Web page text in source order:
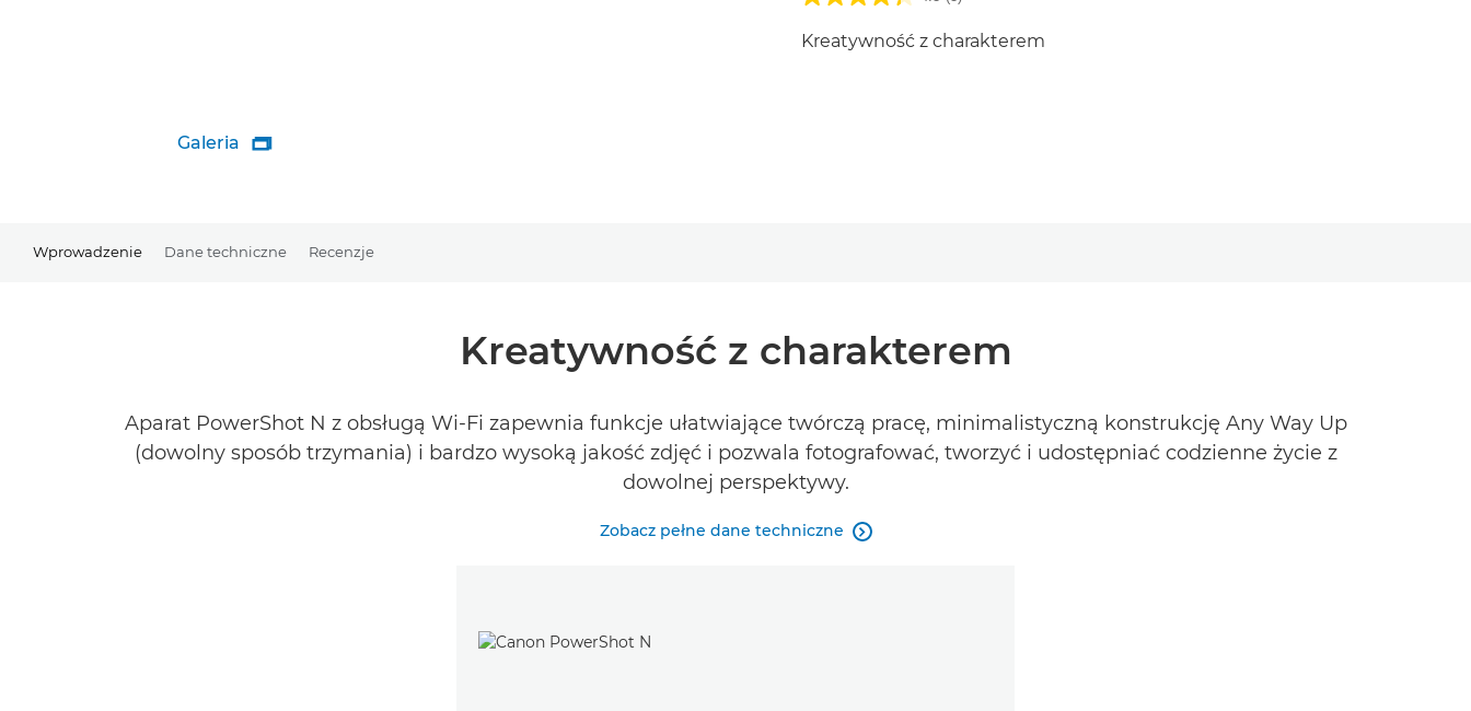
Galeria 
Kreatywność z charakterem
Wprowadzenie Dane techniczne Recenzje
Kreatywność z charakterem
Aparat PowerShot N z obsługą Wi-Fi zapewnia funkcje ułatwiające twórczą pracę, minimalistyczną konstrukcję Any Way Up
(dowolny sposób trzymania) i bardzo wysoką jakość zdjęć i pozwala fotografować, tworzyć i udostępniać codzienne życie z
dowolnej perspektywy.
Zobacz pełne dane techniczne 